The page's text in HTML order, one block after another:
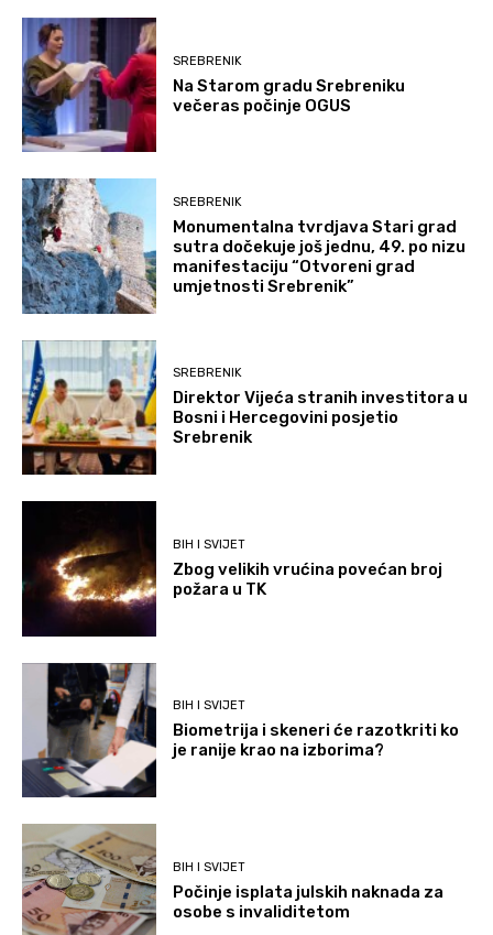
SREBRENIK
Na Starom gradu Srebreniku
večeras počinje OGUS
SREBRENIK
Monumentalna tvrdjava Stari grad
sutra dočekuje još jednu, 49. po nizu
manifestaciju “Otvoreni grad
umjetnosti Srebrenik”
SREBRENIK
Direktor Vijeća stranih investitora u
Bosni i Hercegovini posjetio
Srebrenik
BIH I SVIJET
Zbog velikih vrućina povećan broj
požara u TK
BIH I SVIJET
Biometrija i skeneri će razotkriti ko
je ranije krao na izborima?
BIH I SVIJET
Počinje isplata julskih naknada za
osobe s invaliditetom